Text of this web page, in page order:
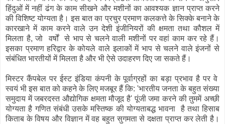
हिंदुओं में नहीं ढंग के काम सीखने और मशीनों का आवश्यक ज्ञान प्राप्त करने
की विशिष्ट योग्यता है। इस बात का प्रचुर प्रमाण कलकत्ते के सिक्के बनाने के
कारखाने में काम करने वाले उन देशी इंजीनियरों की क्षमता तथा कौशल में
मिलता है, जो वर्षों से भाप से चलने वाली मशीनों पर वहां काम कर रहे हैं।
इसका प्रमाण हरिद्वार के कोयले वाले इलाकों में भाप से चलने वाले इंजनों से
संबंधित भारतीयों में मिलता है और भी ऐसे उदाहरण दिए जा सकते हैं।
मिस्टर कैंपबेल पर ईस्ट इंडिया कंपनी के पूर्वाग्रहों का बड़ा प्रभाव है पर वे
स्वयं भी इस बात को कहने के लिए मजबूर हैं कि: 'भारतीय जनता के बहुत संख्या
समुदाय में जबरदस्त औद्योगिक क्षमता मौजूद है' पूंजी जमा करने की तुममें अच्छी
योग्यता है गणित संबंधी उसके मस्तिष्क की योग्यताबद्ध भावना है तथा हिसाब
किताब के विषय और विज्ञान में वह बहुत सुगमता से दक्षता प्राप्त कर लेती है।